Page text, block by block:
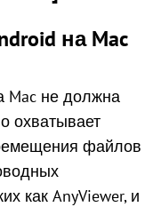
на Mac
Mac не должна
охватывает
файлов
как AnyViewer, и